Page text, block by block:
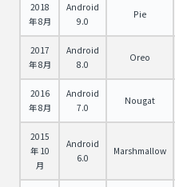
2018
年 8月
Android
9.0
Pie
2017
年 8月
Android
8.0
Oreo
2016
年 8月
Android
7.0
Nougat
2015
年 10
月
Android
6.0
Marshmallow